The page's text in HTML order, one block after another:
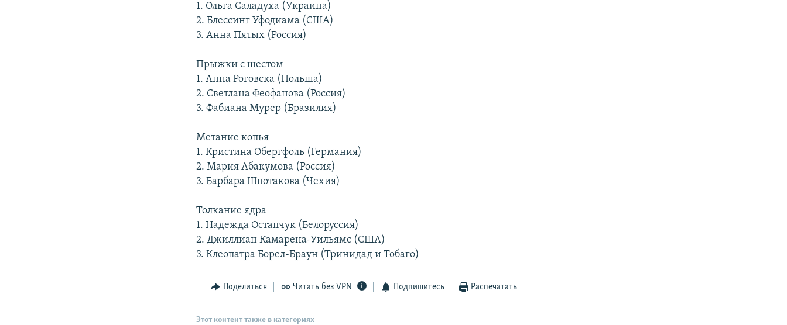
1. Ольга Саладуха (Украина)
2. Блессинг Уфодиама (США)
3. Анна Пятых (Россия)
Прыжки с шестом
1. Анна Роговска (Польша)
2. Светлана Феофанова (Россия)
3. Фабиана Мурер (Бразилия)
Метание копья
1. Кристина Обергфоль (Германия)
2. Мария Абакумова (Россия)
3. Барбара Шпотакова (Чехия)
Толкание ядра
1. Надежда Остапчук (Белоруссия)
2. Джиллиан Камарена-Уильямс (США)
3. Клеопатра Борел-Браун (Тринидад и Тобаго)
Поделиться Читать без VPN Подпишитесь Распечатать
Этот контент также в категориях